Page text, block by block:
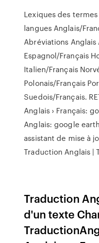
Lexiques des
langues Anglais/
Abréviations
Espagnol/Français
Italien/Français
Polonais/Français
Suedois/Français.
Anglais › Français:
Anglais: google
assistant de mise à
Traduction Anglais |
Traduction
d'un texte